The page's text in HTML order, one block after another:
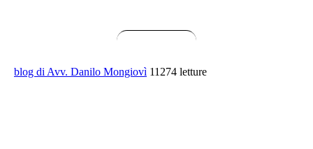
blog di Avv. Danilo Mongiovì 11274 letture